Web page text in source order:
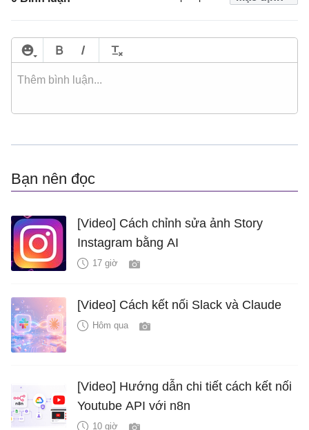
Bạn nên đọc
[Video] Cách chỉnh sửa ảnh Story
Instagram bằng AI
17 giờ
[Video] Cách kết nối Slack và Claude
Hôm qua
[Video] Hướng dẫn chi tiết cách kết nối
Youtube API với n8n
10 giờ